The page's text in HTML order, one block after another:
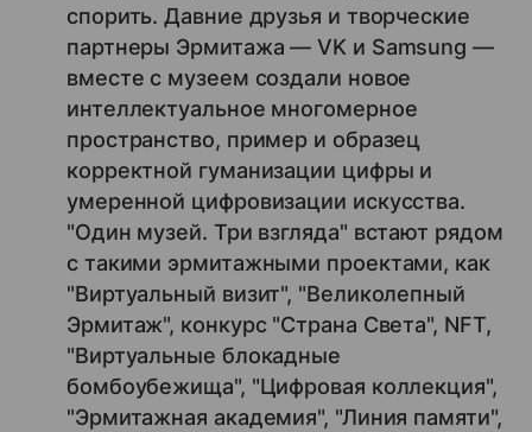
спорить. Давние друзья и творческие
партнеры Эрмитажа — VK и Samsung —
вместе с музеем создали новое
интеллектуальное многомерное
пространство, пример и образец
корректной гуманизации цифры и
умеренной цифровизации искусства.
"Один музей. Три взгляда" встают рядом
с такими эрмитажными проектами, как
"Виртуальный визит", "Великолепный
Эрмитаж", конкурс "Страна Света", NFT,
"Виртуальные блокадные
бомбоубежища", "Цифровая коллекция",
"Эрмитажная академия", "Линия памяти",